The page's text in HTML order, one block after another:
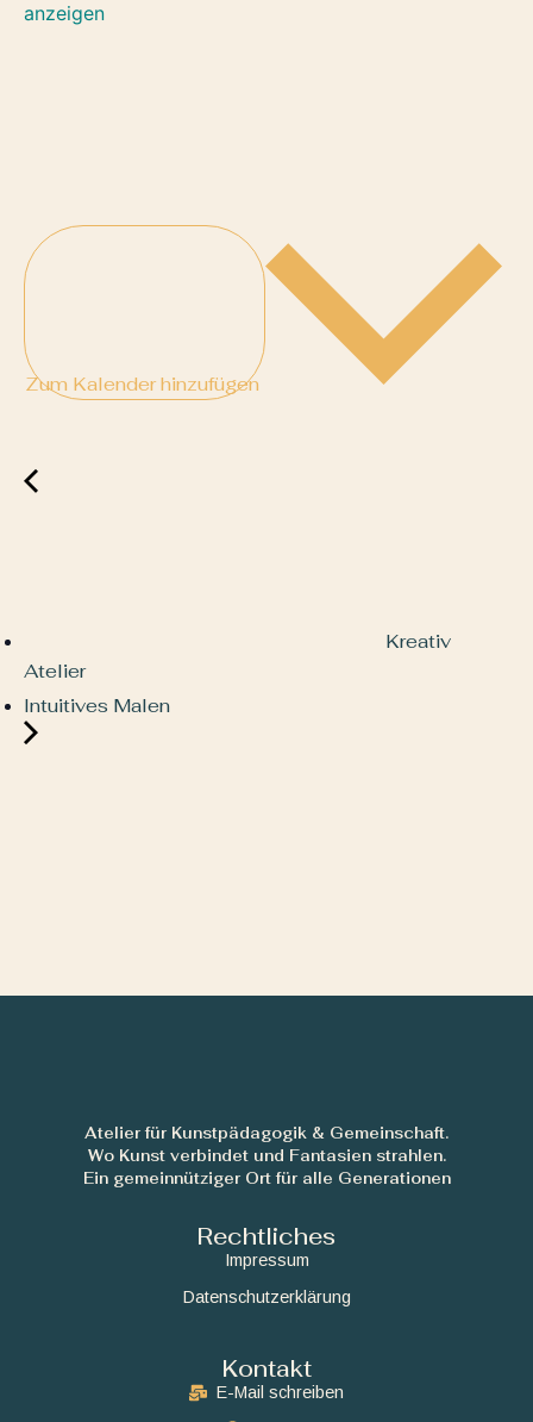
anzeigen
Zum Kalender hinzufügen
Kreativ
Atelier
Intuitives Malen
Atelier für Kunstpädagogik & Gemeinschaft.
Wo Kunst verbindet und Fantasien strahlen.
Ein gemeinnütziger Ort für alle Generationen
Rechtliches
Impressum
Datenschutzerklärung
Kontakt
E-Mail schreiben